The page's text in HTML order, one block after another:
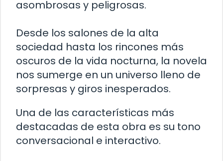
asombrosas y peligrosas.
Desde los salones de la alta
sociedad hasta los rincones más
oscuros de la vida nocturna, la novela
nos sumerge en un universo lleno de
sorpresas y giros inesperados.
Una de las características más
destacadas de esta obra es su tono
conversacional e interactivo.